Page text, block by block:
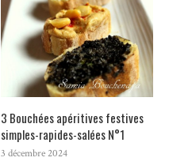
3 Bouchées apéritives festives
simples-rapides-salées N°1
3 décembre 2024